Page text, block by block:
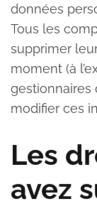
données
Tous les
supprimer
moment (à
gestionnaires
modifier ces
Les
avez